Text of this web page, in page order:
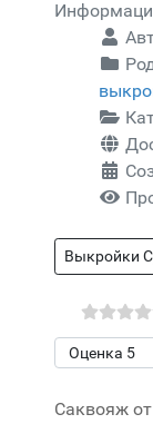
Выкройки
Саквояж